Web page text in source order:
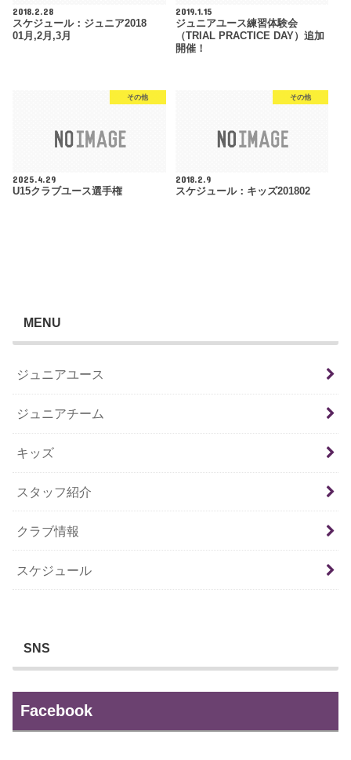
2018.2.28
スケジュール：ジュニア2018
01月,2月,3月
2019.1.15
ジュニアユース練習体験会
（TRIAL PRACTICE DAY）追加
開催！
その他
2025.4.29
U15クラブユース選手権
その他
2018.2.9
スケジュール：キッズ201802
MENU
ジュニアユース
ジュニアチーム
キッズ
スタッフ紹介
クラブ情報
スケジュール
SNS
Facebook